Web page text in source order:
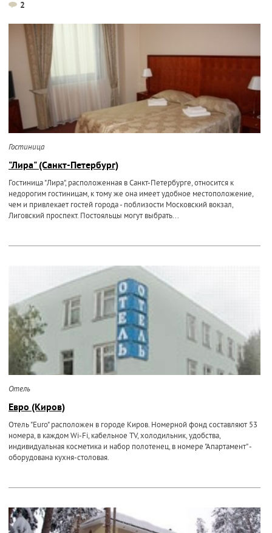
2
Гостиница
"Лира" (Санкт-Петербург)
Гостиница "Лира", расположенная в Санкт-Петербурге, относится к
недорогим гостиницам, к тому же она имеет удобное местоположение,
чем и привлекает гостей города - поблизости Московский вокзал,
Лиговский проспект. Постояльцы могут выбрать...
Отель
Евро (Киров)
Отель "Euro" расположен в городе Киров. Номерной фонд составляют 53
номера, в каждом Wi-Fi, кабельное TV, холодильник, удобства,
индивидуальная косметика и набор полотенец, в номере "Апартамент" -
оборудована кухня-столовая.